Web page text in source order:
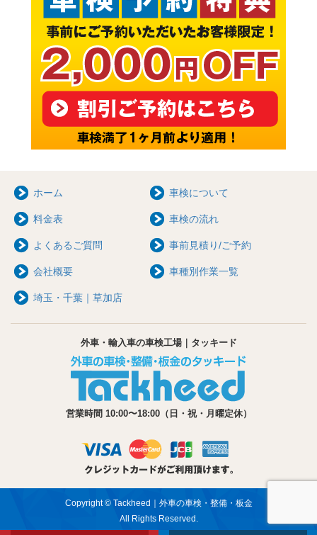
ホーム 車検について
料金表 車検の流れ
よくあるご質問 事前見積り/ご予約
会社概要 車種別作業一覧
埼玉・千葉｜草加店
外車・輸入車の車検工場｜タッキード
営業時間 10:00〜18:00（日・祝・月曜定休）
Copyright © Tackheed｜外車の車検・整備・板金
All Rights Reserved.